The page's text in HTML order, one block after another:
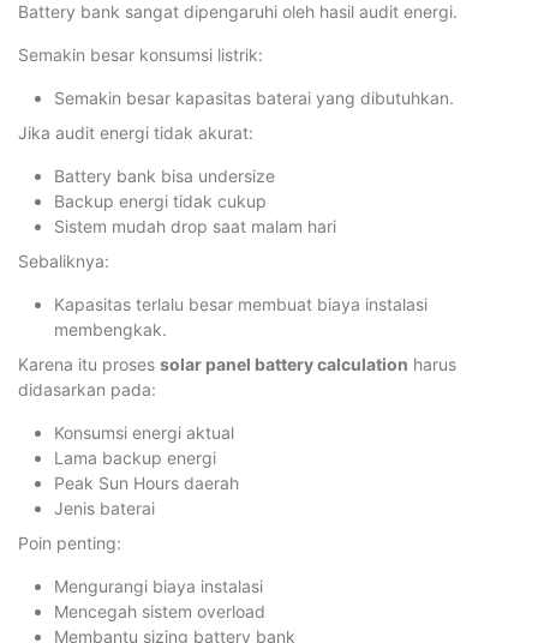
Battery bank sangat dipengaruhi oleh hasil audit energi.
Semakin besar konsumsi listrik:
Semakin besar kapasitas baterai yang dibutuhkan.
Jika audit energi tidak akurat:
Battery bank bisa undersize
Backup energi tidak cukup
Sistem mudah drop saat malam hari
Sebaliknya:
Kapasitas terlalu besar membuat biaya instalasi
membengkak.
Karena itu proses solar panel battery calculation harus
didasarkan pada:
Konsumsi energi aktual
Lama backup energi
Peak Sun Hours daerah
Jenis baterai
Poin penting:
Mengurangi biaya instalasi
Mencegah sistem overload
Membantu sizing battery bank